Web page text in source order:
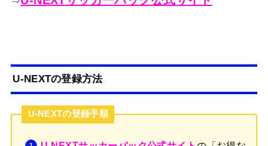
U-NEXTの登録方法
U-NEXTの登録手順